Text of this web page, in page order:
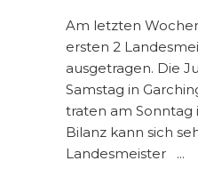
Am letzten
ersten 2
ausgetragen. Die
Samstag in
traten am Sonntag
Bilanz kann sich
Landesmeister